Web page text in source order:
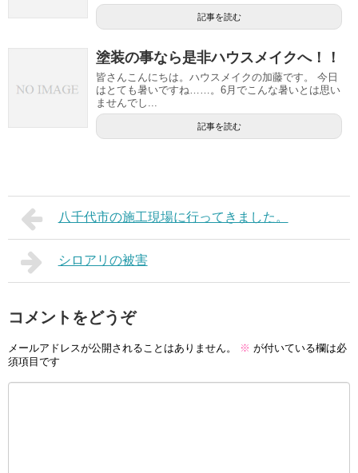
記事を読む
塗装の事なら是非ハウスメイクへ！！
皆さんこんにちは。ハウスメイクの加藤です。 今日
はとても暑いですね……。6月でこんな暑いとは思い
ませんでし...
記事を読む
八千代市の施工現場に行ってきました。
シロアリの被害
コメントをどうぞ
メールアドレスが公開されることはありません。 ※ が付いている欄は必
須項目です